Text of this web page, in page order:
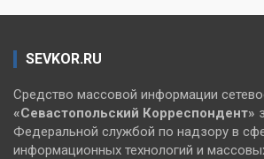
SEVKOR.RU
Средство массовой информации
«Севастопольский Корреспондент»
Федеральной службой по надзору в
информационных технологий и